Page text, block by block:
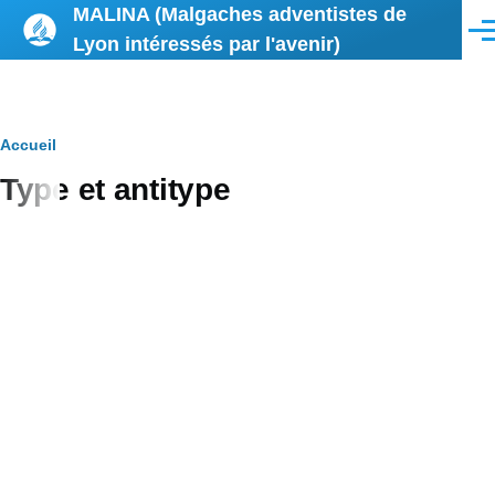
Aller au contenu principal
MALINA (Malgaches adventistes de
Lyon intéressés par l'avenir)
Fil
d'Ariane
Accueil
Type et antitype